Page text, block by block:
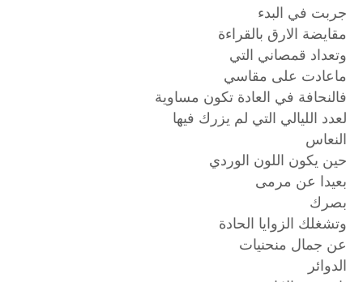
جربت في البدء
مقايضة الارق بالقراءة
وتعداد قمصاني التي
ماعادت على مقاسي
فالنحافة في العادة تكون مساوية
لعدد الليالي التي لم يزرك فيها
النعاس
حين يكون اللون الوردي
بعيدا عن مرمى
بصرك
وتشغلك الزوايا الحادة
عن جمال منحنيات
الدوائر